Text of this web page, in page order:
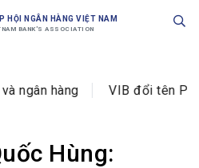
HỘI NGÂN HÀNG VIỆT NAM
BANK'S ASSOCIATION
VIB đổi tên Phòng giao
Hùng: